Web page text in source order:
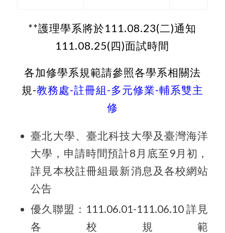
**護理學系將於111.08.23(二)通知
111.08.25(四)面試時間
各加修學系規範請參照各學系相關法
規-教務處-註冊組-多元修業-輔系雙主
修
臺北大學、臺北科技大學及臺灣海洋
大學，申請時間預計8月底至9月初，
詳見本校註冊組最新消息及各校網站
公告
優久聯盟：111.06.01-111.06.10 詳見
各校規範